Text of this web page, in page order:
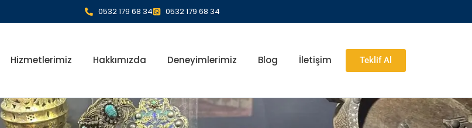
0532 179 68 34 0532 179 68 34
Hizmetlerimiz Hakkımızda Deneyimlerimiz Blog İletişim Teklif Al